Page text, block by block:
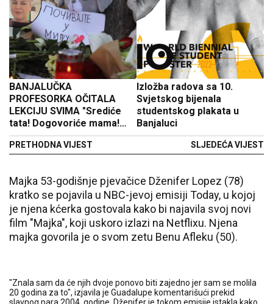
BANJALUČKA
PROFESORKA OČITALA
LEKCIJU SVIMA "Srediće
tata! Dogovoriće mama!
Daće nastavnik, mora,
nema druge!..."
PRETHODNA VIJEST
Izložba radova sa 10.
Svjetskog bijenala
studentskog plakata u
Banjaluci
SLJEDEĆA VIJEST
Majka 53-godišnje pjevačice Dženifer Lopez (78)
kratko se pojavila u NBC-jevoj emisiji Today, u kojoj
je njena kćerka gostovala kako bi najavila svoj novi
film "Majka", koji uskoro izlazi na Netflixu. Njena
majka govorila je o svom zetu Benu Afleku (50).
"Znala sam da će njih dvoje ponovo biti zajedno jer sam se molila
20 godina za to", izjavila je Guadalupe komentarišući prekid